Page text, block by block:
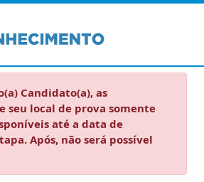
Candidato(a), as
seu local de prova somente
até a data de
Após, não será possível